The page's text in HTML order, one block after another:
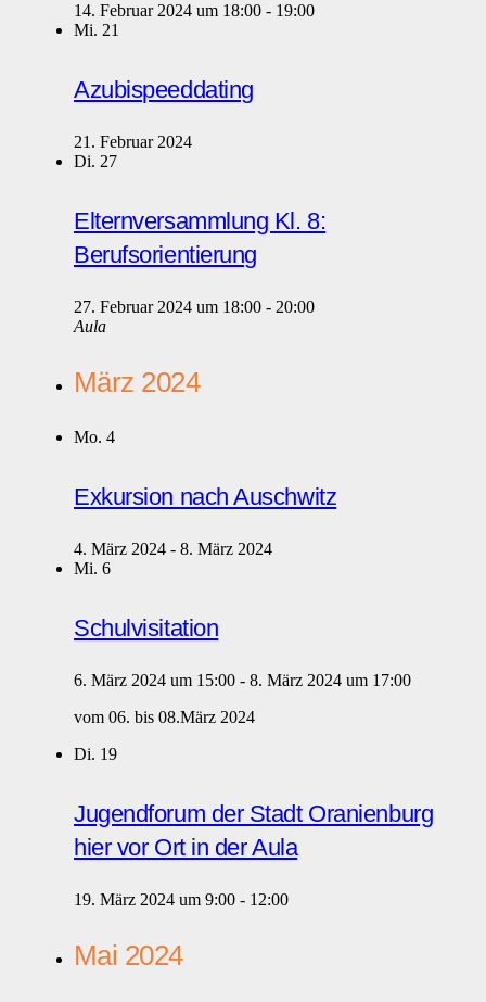
14. Februar 2024 um 18:00 - 19:00
Mi. 21
Azubispeeddating
21. Februar 2024
Di. 27
Elternversammlung Kl. 8:
Berufsorientierung
27. Februar 2024 um 18:00 - 20:00
Aula
März 2024
Mo. 4
Exkursion nach Auschwitz
4. März 2024 - 8. März 2024
Mi. 6
Schulvisitation
6. März 2024 um 15:00 - 8. März 2024 um 17:00
vom 06. bis 08.März 2024
Di. 19
Jugendforum der Stadt Oranienburg
hier vor Ort in der Aula
19. März 2024 um 9:00 - 12:00
Mai 2024